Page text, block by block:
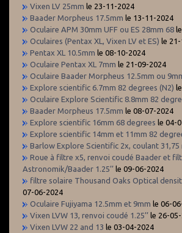
Vixen LV 25mm le 23-11-2024
Baader Morpheus 17.5mm le 13-11-2024
Oculaire APM 30mm UFF ou ES 28mm 68
Oculaires (Pentax XL, Vixen LV et ES) le
Pentax XL 10.5mm le 08-10-2024
Oculaire Pentax XL 7mm le 21-09-2024
Oculaire Baader Morpheus 12.5mm ou
Explore scientific 6.7mm 82 degrees (N2)
Oculaire Explore Scientific 8.8mm 82
Baader Morpheus 17.5mm le 08-07-2024
Explore scientific 16mm 68 degrees le 04-
Explore scientific 14mm et 11mm 82
Barlow Explore Scientific 2x, coulant 31,75
Roue à filtre x5, renvoi coudé Baader et
Astronomik/Baader 1.25’’ le 09-06-2024
filtre solaire Thousand Oaks Optical
07-06-2024
Oculaire Fujiyama 12.5mm et 9mm le 06-
Vixen LVW 13, renvoi coudé 1.25’’ le 26-
Vixen LVW 22 and 13 le 03-04-2024